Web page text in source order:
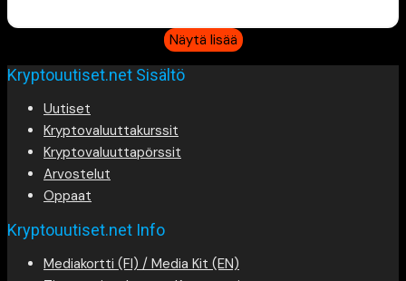
Näytä lisää
Kryptouutiset.net Sisältö
Uutiset
Kryptovaluuttakurssit
Kryptovaluuttapörssit
Arvostelut
Oppaat
Kryptouutiset.net Info
Mediakortti (FI) / Media Kit (EN)